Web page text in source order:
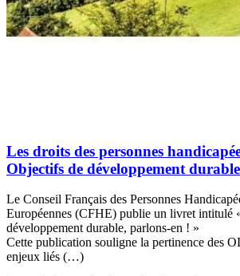
Les droits des personnes
Objectifs de développement durable
Le Conseil Français des Personnes
Européennes (CFHE) publie un livret intitulé
développement durable, parlons-en ! »
Cette publication souligne la pertinence des
enjeux liés (…)